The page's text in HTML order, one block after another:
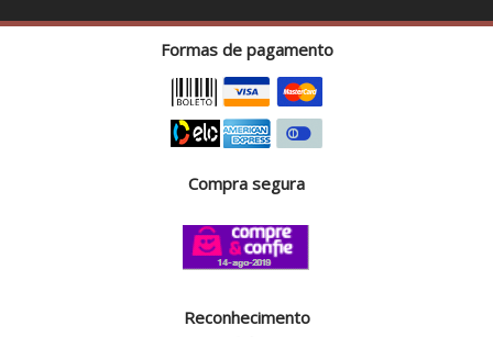
Formas de pagamento
Compra segura
Reconhecimento